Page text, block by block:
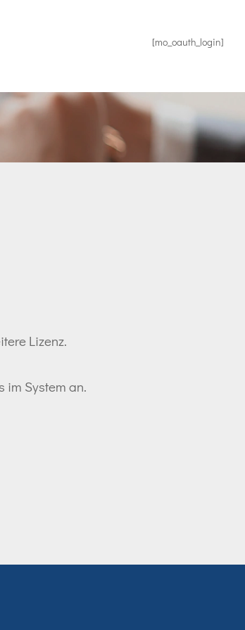
[mo_oauth_login]
Lizenz.
im System an.